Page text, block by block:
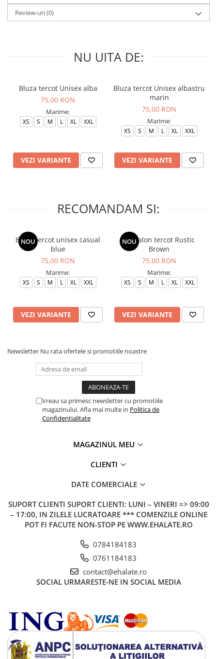
Review-uri(0)
NU UITA DE:
Bluza tercot Unisex alba
75,00 RON
Marime:
XS S M L XL XXL
VEZI VARIANTE
Bluza tercot Unisex albastru
marin
75,00 RON
Marime:
XS S M L XL XXL
VEZI VARIANTE
RECOMANDAM SI:
NOU
Bluza tercot unisex casual
blue
75,00 RON
Marime:
XS S M L XL XXL
VEZI VARIANTE
NOU
Pantalon tercot Rustic
Brown
75,00 RON
Marime:
XS S M L XL XXL
VEZI VARIANTE
Newsletter Nu rata ofertele si promotiile noastre
Vreau sa primesc newsletter cu promotiile
magazinului. Afla mai multe in Politica de
Confidentialitate
MAGAZINUL MEU
CLIENTI
DATE COMERCIALE
SUPORT CLIENTI SUPORT CLIENTI: LUNI – VINERI => 09:00
– 17:00, IN ZILELE LUCRATOARE *** COMENZILE ONLINE
POT FI FACUTE NON-STOP PE WWW.EHALATE.RO
0784184183
0761184183
contact@ehalate.ro
SOCIAL URMARESTE-NE IN SOCIAL MEDIA